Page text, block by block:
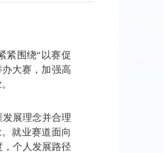
紧围绕“以赛促
大赛，加强高
展理念并合理
就业赛道面向
个人发展路径